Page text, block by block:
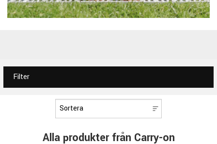
Filter
Alla produkter från Carry-on